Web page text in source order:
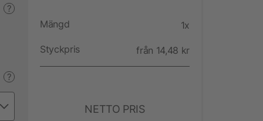
?
?
Mängd 1x
Styckpris från 14,48 kr
NETTO PRIS